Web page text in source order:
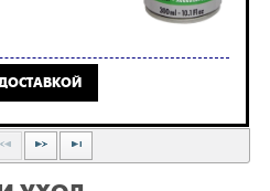
ДОСТАВКОЙ